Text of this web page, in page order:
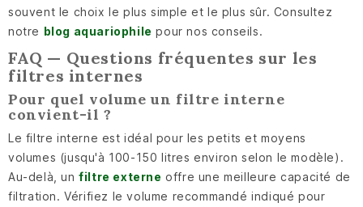
souvent le choix le plus simple et le plus sûr. Consultez
notre blog aquariophile pour nos conseils.
FAQ — Questions fréquentes sur les
filtres internes
Pour quel volume un filtre interne
convient-il ?
Le filtre interne est idéal pour les petits et moyens
volumes (jusqu'à 100-150 litres environ selon le modèle).
Au-delà, unfiltre externe offre une meilleure capacité de
filtration. Vérifiez le volume recommandé indiqué pour